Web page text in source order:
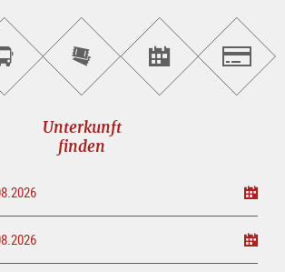
Sightseeing<br>Tour
buchen
Tickets
online<br>kaufen
Events<br>finden
Unterkunft
finden